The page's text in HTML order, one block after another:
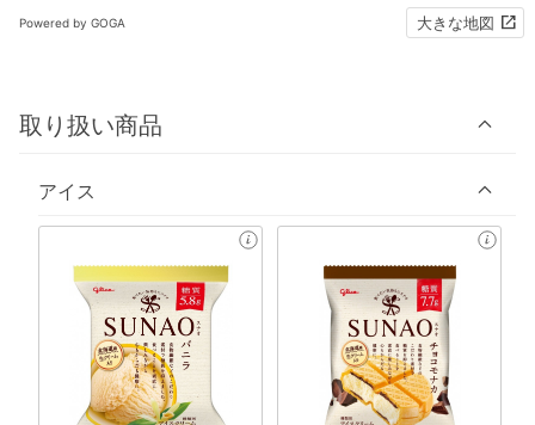
Powered by GOGA 大きな地図
取り扱い商品
アイス